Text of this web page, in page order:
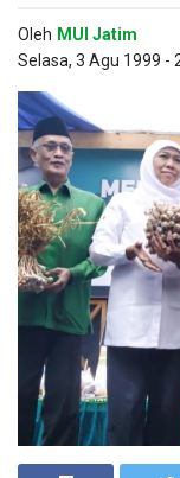
Oleh MUI Jatim
Selasa, 3 Agu 1999 -